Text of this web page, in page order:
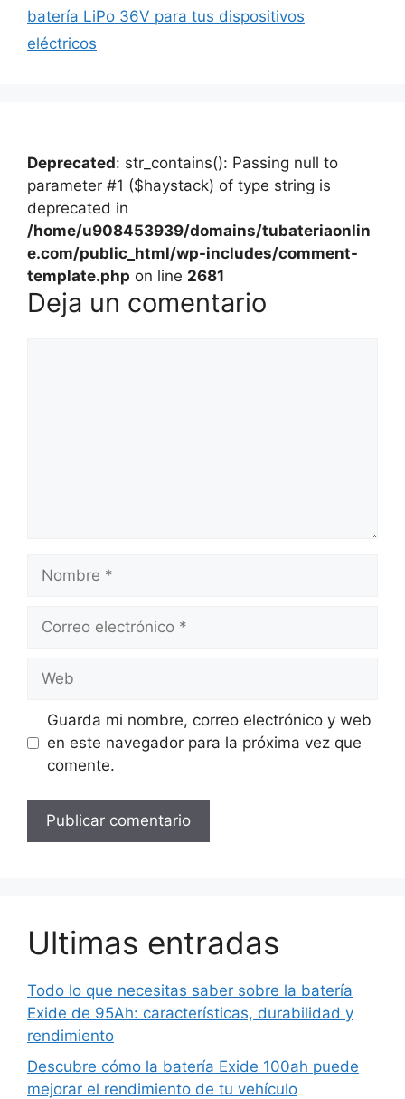
batería LiPo 36V para tus dispositivos
eléctricos
Deprecated: str_contains(): Passing null to
parameter #1 ($haystack) of type string is
deprecated in
/home/u908453939/domains/tubateriaonlin
e.com/public_html/wp-includes/comment-
template.php on line 2681
Deja un comentario
electrónico
Guarda mi nombre, correo electrónico y web
en este navegador para la próxima vez que
comente.
Ultimas entradas
Todo lo que necesitas saber sobre la batería
Exide de 95Ah: características, durabilidad y
rendimiento
Descubre cómo la batería Exide 100ah puede
mejorar el rendimiento de tu vehículo